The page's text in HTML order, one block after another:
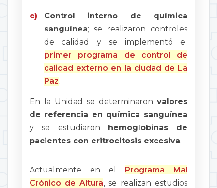
c)
Control interno de química
sanguínea; se realizaron controles
de calidad y se implementó el
primer programa de control de
calidad externo en la ciudad de La
Paz.
En la Unidad se determinaronvalores
de referencia en química sanguínea
y se estudiaron hemoglobinas de
pacientes con eritrocitosis excesiva.
Actualmente en el Programa Mal
Crónico de Altura, se realizan estudios